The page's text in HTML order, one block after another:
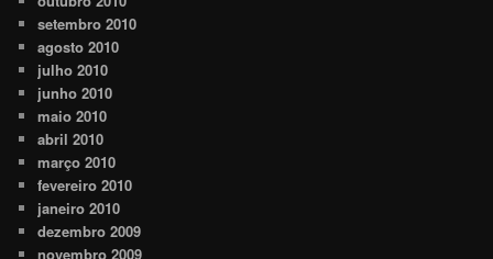
setembro 2010
agosto 2010
julho 2010
junho 2010
maio 2010
abril 2010
março 2010
fevereiro 2010
janeiro 2010
dezembro 2009
novembro 2009